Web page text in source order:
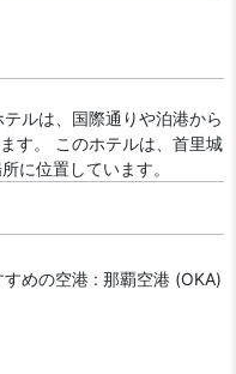
ルは、国際通りや泊港から
す。 このホテルは、首里城
に位置しています。
めの空港 : 那覇空港 (OKA)